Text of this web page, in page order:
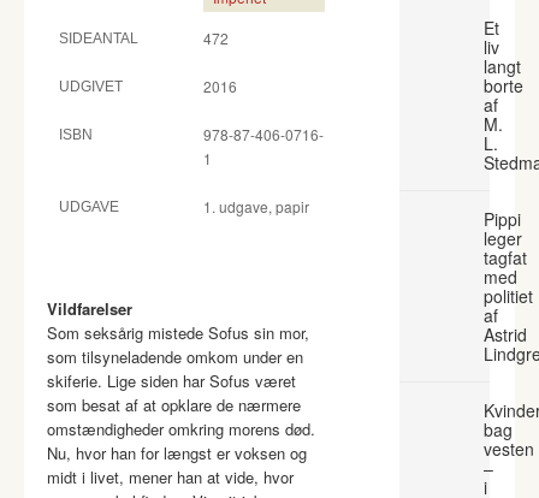
SIDEANTAL 472
UDGIVET 2016
ISBN
978-87-406-0716-
1
UDGAVE 1. udgave, papir
Vildfarelser
Som seksårig mistede Sofus sin mor,
som tilsyneladende omkom under en
skiferie. Lige siden har Sofus været
som besat af at opklare de nærmere
omstændigheder omkring morens død.
Nu, hvor han for længst er voksen og
midt i livet, mener han at vide, hvor
Et
liv
langt
borte
af
M.
L.
Pippi
leger
tagfat
med
politiet
af
Astrid
bag
vesten
–
i